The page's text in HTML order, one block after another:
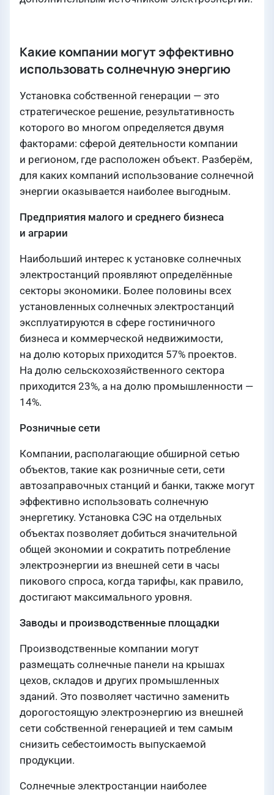
Какие компании могут эффективно
использовать солнечную энергию
Установка собственной генерации — это
стратегическое решение, результативность
которого во многом определяется двумя
факторами: сферой деятельности компании
и регионом, где расположен объект. Разберём,
для каких компаний использование солнечной
энергии оказывается наиболее выгодным.
Предприятия малого и среднего бизнеса
и аграрии
Наибольший интерес к установке солнечных
электростанций проявляют определённые
секторы экономики. Более половины всех
установленных солнечных электростанций
эксплуатируются в сфере гостиничного
бизнеса и коммерческой недвижимости,
на долю которых приходится 57% проектов.
На долю сельскохозяйственного сектора
приходится 23%, а на долю промышленности —
14%.
Розничные сети
Компании, располагающие обширной сетью
объектов, такие как розничные сети, сети
автозаправочных станций и банки, также могут
эффективно использовать солнечную
энергетику. Установка СЭС на отдельных
объектах позволяет добиться значительной
общей экономии и сократить потребление
электроэнергии из внешней сети в часы
пикового спроса, когда тарифы, как правило,
достигают максимального уровня.
Заводы и производственные площадки
Производственные компании могут
размещать солнечные панели на крышах
цехов, складов и других промышленных
зданий. Это позволяет частично заменить
дорогостоящую электроэнергию из внешней
сети собственной генерацией и тем самым
снизить себестоимость выпускаемой
продукции.
Солнечные электростанции наиболее